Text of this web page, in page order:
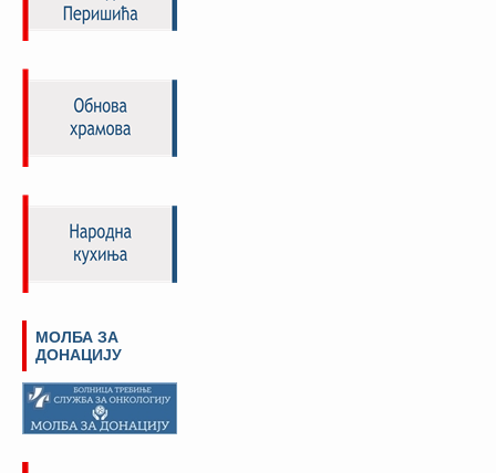
МОЛБА ЗА
ДОНАЦИЈУ